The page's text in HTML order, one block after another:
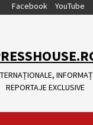
Facebook YouTube
REPORTAJE EXCLUSIVE